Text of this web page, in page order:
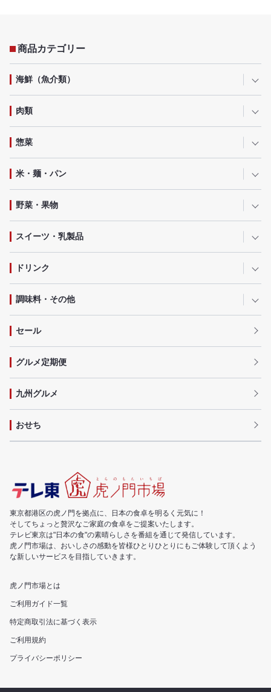
商品カテゴリー
海鮮（魚介類）
肉類
惣菜
米・麺・パン
野菜・果物
スイーツ・乳製品
ドリンク
調味料・その他
セール
グルメ定期便
九州グルメ
おせち
東京都港区の虎ノ門を拠点に、日本の食卓を明るく元気に！
そしてちょっと贅沢なご家庭の食卓をご提案いたします。
テレビ東京は"日本の食"の素晴らしさを番組を通じて発信しています。
虎ノ門市場は、おいしさの感動を皆様ひとりひとりにもご体験して頂くよう
な新しいサービスを目指していきます。
虎ノ門市場とは
ご利用ガイド一覧
特定商取引法に基づく表示
ご利用規約
プライバシーポリシー